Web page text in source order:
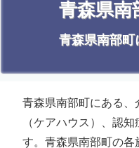
青森県南
青森県南部町
青森県南部町にある、
（ケアハウス）、認
す。青森県南部町の各